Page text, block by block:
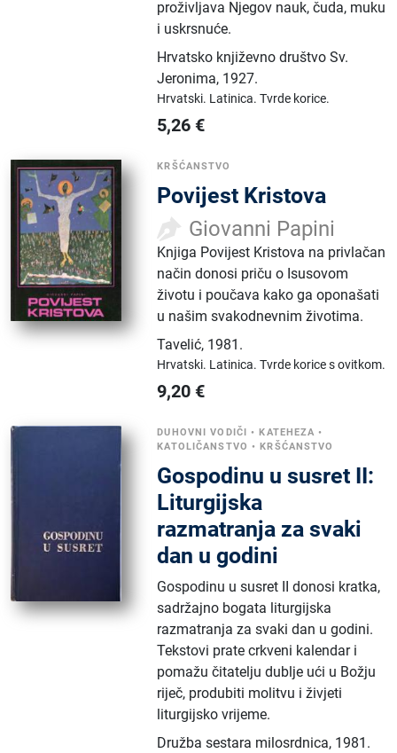
proživljava Njegov nauk, čuda, muku
i uskrsnuće.
Hrvatsko književno društvo Sv.
Jeronima, 1927.
Hrvatski. Latinica.Tvrde korice.
5,26 €
KRŠĆANSTVO
Povijest Kristova
Giovanni Papini
Knjiga Povijest Kristova na privlačan
način donosi priču o Isusovom
životu i poučava kako ga oponašati
u našim svakodnevnim životima.
Tavelić, 1981.
Hrvatski. Latinica.Tvrde korice s ovitkom.
9,20 €
DUHOVNI VODIČI •KATEHEZA •
KATOLIČANSTVO •KRŠĆANSTVO
Gospodinu u susret II:
Liturgijska
razmatranja za svaki
dan u godini
Gospodinu u susret II donosi kratka,
sadržajno bogata liturgijska
razmatranja za svaki dan u godini.
Tekstovi prate crkveni kalendar i
pomažu čitatelju dublje ući u Božju
riječ, produbiti molitvu i živjeti
liturgijsko vrijeme.
Družba sestara milosrdnica, 1981.